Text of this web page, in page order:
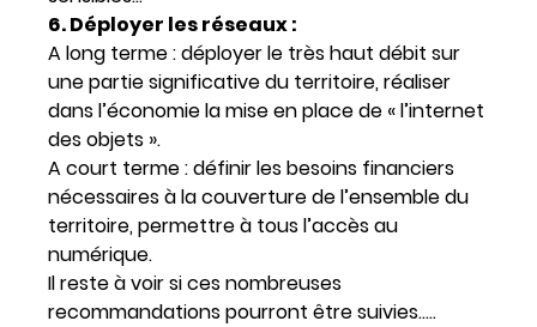
6. Déployer les réseaux :
A long terme : déployer le très haut débit sur
une partie significative du territoire, réaliser
dans l’économie la mise en place de « l’internet
des objets ».
A court terme : définir les besoins financiers
nécessaires à la couverture de l’ensemble du
territoire, permettre à tous l’accès au
numérique.
Il reste à voir si ces nombreuses
recommandations pourront être suivies…..